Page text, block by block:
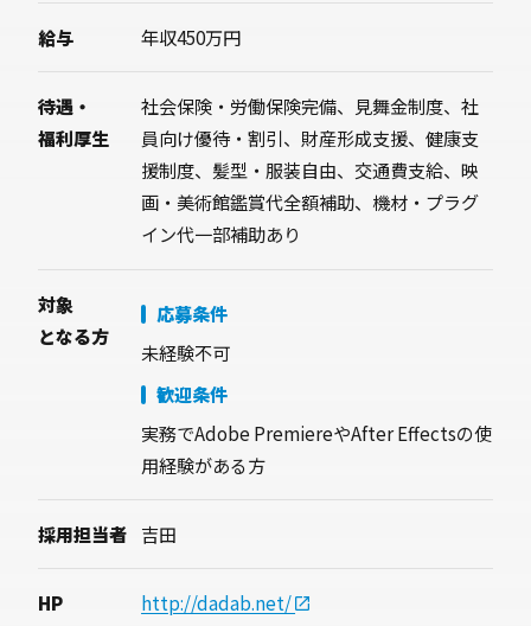
あなたには、ものづくりの輪の中核を担ってい
興味を持っていただけた方、お話を聞きたいと
感じた方はぜひご連絡ください。
給与 年収450万円
待遇・
福利厚生
社会保険・労働保険完備、見舞金制度、社
員向け優待・割引、財産形成支援、健康支
援制度、髪型・服装自由、交通費支給、映
画・美術館鑑賞代全額補助、機材・プラグ
イン代一部補助あり
対象
となる方
応募条件
未経験不可
歓迎条件
実務でAdobe PremiereやAfter Effectsの使
用経験がある方
採用担当者 吉田
HP http://dadab.net/